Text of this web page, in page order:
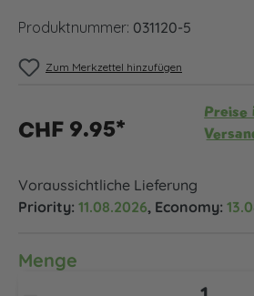
Produktnummer: 031120-5
Zum Merkzettel hinzufügen
CHF 9.95*
Preise
Voraussichtliche Lieferung
Priority: 11.08.2026, Economy:
Menge